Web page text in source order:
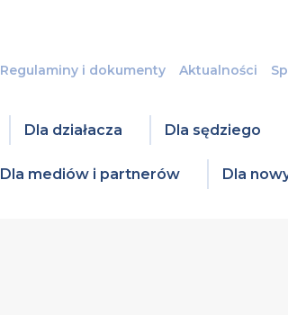
Regulaminy i dokumenty Aktualności
Dla działacza Dla sędziego
Dla mediów i partnerów Dla